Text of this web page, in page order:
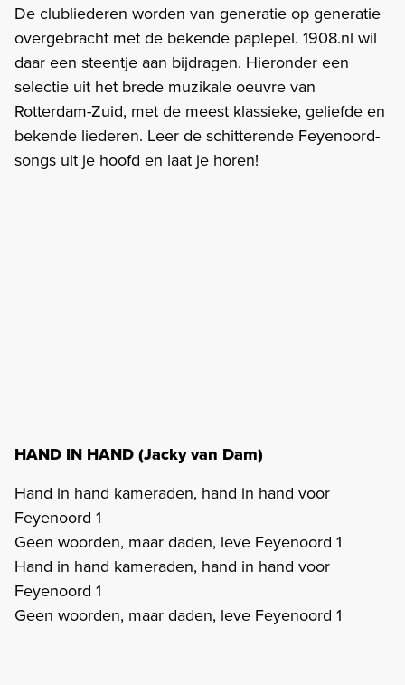
De clubliederen worden van generatie op generatie
overgebracht met de bekende paplepel. 1908.nl wil
daar een steentje aan bijdragen. Hieronder een
selectie uit het brede muzikale oeuvre van
Rotterdam-Zuid, met de meest klassieke, geliefde en
bekende liederen. Leer de schitterende Feyenoord-
songs uit je hoofd en laat je horen!
HAND IN HAND (Jacky van Dam)
Hand in hand kameraden, hand in hand voor
Feyenoord 1
Geen woorden, maar daden, leve Feyenoord 1
Hand in hand kameraden, hand in hand voor
Feyenoord 1
Geen woorden, maar daden, leve Feyenoord 1